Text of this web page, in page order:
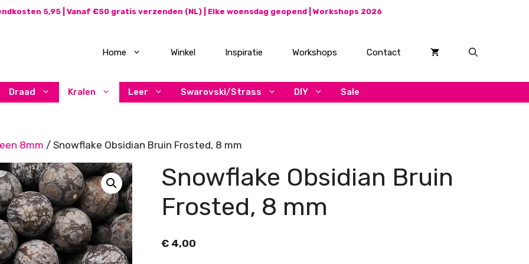
5,95 | Vanaf €50 gratis verzenden (NL) | Elke woensdag geopend | Workshops 2026
Home Winkel Inspiratie Workshops Contact
Draad Kralen Leer Swarovski/Strass DIY Sale
8mm / Snowflake Obsidian Bruin Frosted, 8 mm
Snowflake Obsidian Bruin
Frosted, 8 mm
€4,00